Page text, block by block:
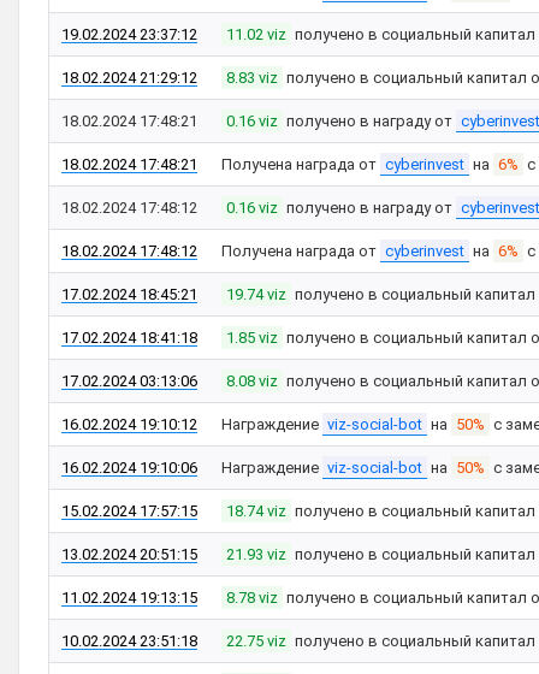
19.02.2024 23:37:12 11.02 viz получено в социальный
18.02.2024 21:29:12 8.83 viz получено в социальный капитал
18.02.2024 17:48:21 0.16 viz получено в награду от cyberinvest
18.02.2024 17:48:21 Получена награда от cyberinvest на 6% с
18.02.2024 17:48:12 0.16 viz получено в награду от cyberinvest
18.02.2024 17:48:12 Получена награда от cyberinvest на 6% с
17.02.2024 18:45:21 19.74 viz получено в социальный
17.02.2024 18:41:18 1.85 viz получено в социальный капитал
17.02.2024 03:13:06 8.08 viz получено в социальный капитал
16.02.2024 19:10:12 Награждение viz-social-bot на 50% с
16.02.2024 19:10:06 Награждение viz-social-bot на 50% с
15.02.2024 17:57:15 18.74 viz получено в социальный
13.02.2024 20:51:15 21.93 viz получено в социальный
11.02.2024 19:13:15 8.78 viz получено в социальный капитал
10.02.2024 23:51:18 22.75 viz получено в социальный